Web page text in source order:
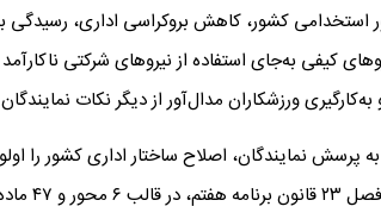
استخدامی کشور، کاهش بروکراسی اداری،
کیفی به‌جای استفاده از نیروهای شرکتی
ورزشکاران مدال‌آور از دیگر نکات
به پرسش نمایندگان، اصلاح ساختار اداری کشور را
رسیده است.